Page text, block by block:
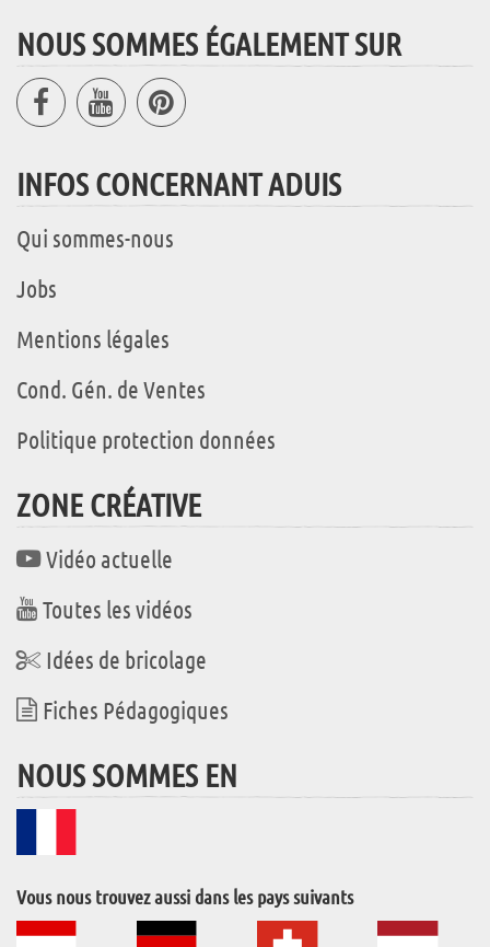
NOUS SOMMES ÉGALEMENT SUR
INFOS CONCERNANT ADUIS
Qui sommes-nous
Jobs
Mentions légales
Cond. Gén. de Ventes
Politique protection données
ZONE CRÉATIVE
Vidéo actuelle
Toutes les vidéos
Idées de bricolage
Fiches Pédagogiques
NOUS SOMMES EN
Vous nous trouvez aussi dans les pays suivants